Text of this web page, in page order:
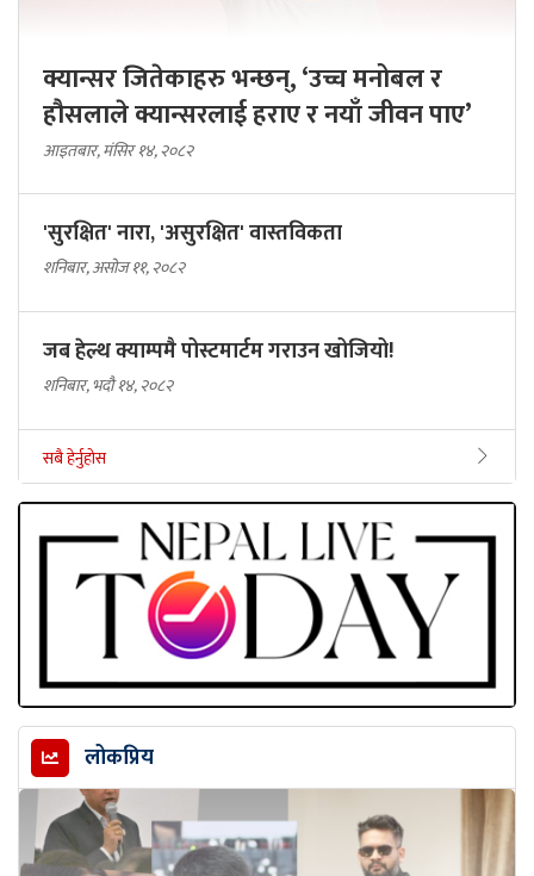
क्यान्सर जितेकाहरु भन्छन्, ‘उच्च मनोबल र
हौसलाले क्यान्सरलाई हराए र नयाँ जीवन पाए’
आइतबार, मंसिर १४, २०८२
'सुरक्षित' नारा, 'असुरक्षित' वास्तविकता
शनिबार, असोज ११, २०८२
जब हेल्थ क्याम्पमै पोस्टमार्टम गराउन खोजियो!
शनिबार, भदौ १४, २०८२
सबै हेर्नुहोस
लोकप्रिय